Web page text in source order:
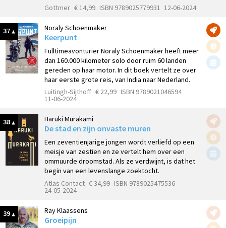
Gottmer € 14,99 ISBN 9789025779931 12-06-2024
37 Noraly Schoenmaker
Keerpunt
Fulltimeavonturier Noraly Schoenmaker heeft meer
dan 160.000 kilometer solo door ruim 60 landen
gereden op haar motor. In dit boek vertelt ze over
haar eerste grote reis, van India naar Nederland.
Luitingh-Sijthoff € 22,99 ISBN 9789021046594
11-06-2024
38 Haruki Murakami
De stad en zijn onvaste muren
Een zeventienjarige jongen wordt verliefd op een
meisje van zestien en ze vertelt hem over een
ommuurde droomstad. Als ze verdwijnt, is dat het
begin van een levenslange zoektocht.
Atlas Contact € 34,99 ISBN 9789025475536
24-05-2024
39 Ray Klaassens
Groeipijn